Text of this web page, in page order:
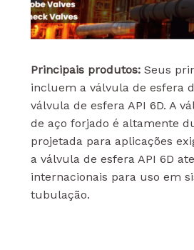
Principais produtos:Seus
incluem a válvula de esfera
válvula de esfera API 6D. A
de aço forjado é altamente
projetada para aplicações
a válvula de esfera API 6D
internacionais para uso em
tubulação.